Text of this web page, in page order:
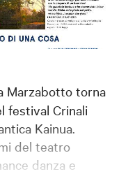
Marzabotto torna
festival Crinali
Kainua.
del teatro
danza e